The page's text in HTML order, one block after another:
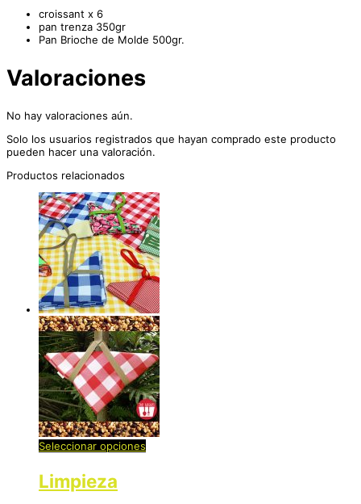
croissant x 6
pan trenza 350gr
Pan Brioche de Molde 500gr.
Valoraciones
No hay valoraciones aún.
Solo los usuarios registrados que hayan comprado este producto
pueden hacer una valoración.
Productos relacionados
Seleccionar opciones
Limpieza